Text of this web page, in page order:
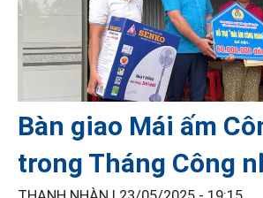
Bàn giao Mái ấm
trong Tháng Công